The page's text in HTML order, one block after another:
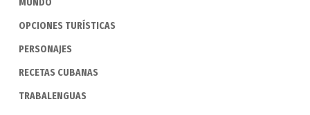
MUNDO
OPCIONES TURÍSTICAS
PERSONAJES
RECETAS CUBANAS
TRABALENGUAS